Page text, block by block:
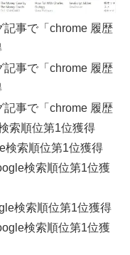
記事で「chrome 履歴
記事で「chrome 履歴
記事で「chrome 履歴
索順位第1位獲得
検索順位第1位獲得
検索順位第1位獲
検索順位第1位獲得
検索順位第1位獲